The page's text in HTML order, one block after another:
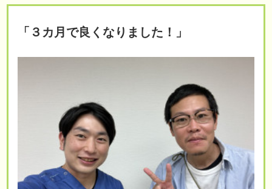
「３カ月で良くなりました！」